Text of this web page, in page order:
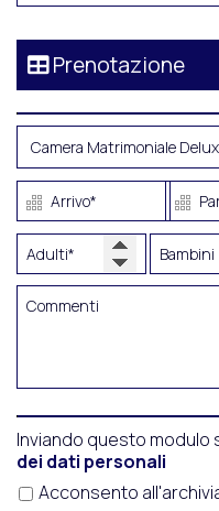
Prenotazione
Inviando questo modulo
dei dati personali
Acconsento